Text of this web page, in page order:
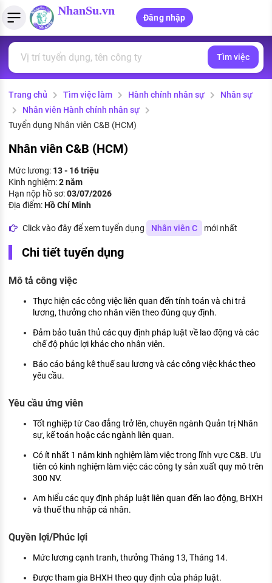
NhanSu.vn
Đăng nhập
Tìm việc làm
Việc làm ngành luật
Việc làm lương cao
Việc làm tốt nhất
CÔNG TY
Nhà tuyển dụng hàng đầu
Quản lý CV
Tải CV lên
Tạo CV trực tuyến
MẪU CV THEO STYLE
Mẫu CV đơn giản
Tính lương Gross - Net
Tính thuế thu nhập cá nhân
Tính trợ cấp thất nghiệp
PHÁP LUẬT VIỆT NAM
Văn bản pháp luật
Chính sách mới
PHÁP LUẬT LAO ĐỘNG
Lao động và tiền lương
Bảo hiểm và phúc lợi
Thuế thu nhập
Hồ sơ biểu mẫu
Chính sách lao động
KHÁM PHÁ NGHỀ NGHIỆP
Tử vi nghề nghiệp
Kỹ năng nghề nghiệp
HƯỚNG NGHIỆP VIỆC LÀM
Đặc trưng từng nghề
Xu hướng việc làm
XÂY DỰNG VÀ PHÁT TRIỂN ĐỘI NGŨ
NHÂN SỰ
TUYỂN DỤNG VIỆC LÀM
Tìm việc
Trang chủ Tìm việc làm Hành chính nhân sự
Nhân sự
Nhân viên Hành chính nhân sự
Tuyển dụng Nhân viên C&B (HCM)
Nhân viên C&B (HCM)
Mức lương: 13 - 16 triệu
Kinh nghiệm:2 năm
Hạn nộp hồ sơ:03/07/2026
Địa điểm:Hồ Chí Minh
Click vào đây để xem tuyển dụng Nhân viên C mới nhất
Chi tiết tuyển dụng
Mô tả công việc
Thực hiện các công việc liên quan đến tính toán và chi trả
lương, thưởng cho nhân viên theo đúng quy định.
Đảm bảo tuân thủ các quy định pháp luật về lao động và các
chế độ phúc lợi khác cho nhân viên.
Báo cáo bảng kê thuế sau lương và các công việc khác theo
yêu cầu.
Yêu cầu ứng viên
Tốt nghiệp từ Cao đẳng trở lên, chuyên ngành Quản trị Nhân
sự, kế toán hoặc các ngành liên quan.
Có ít nhất 1 năm kinh nghiệm làm việc trong lĩnh vực C&B. Ưu
tiên có kinh nghiệm làm việc các công ty sản xuất quy mô trên
300 NV.
Am hiểu các quy định pháp luật liên quan đến lao động, BHXH
và thuế thu nhập cá nhân.
Quyền lợi/Phúc lợi
Mức lương cạnh tranh, thưởng Tháng 13, Tháng 14.
Được tham gia BHXH theo quy định của pháp luật.